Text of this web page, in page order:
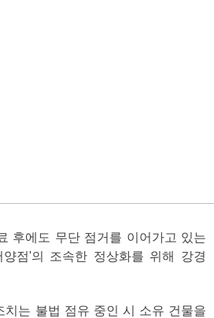
후에도 무단 점거를 이어가고 있는
양점'의 조속한 정상화를 위해 강경
치는 불법 점유 중인 시 소유 건물을